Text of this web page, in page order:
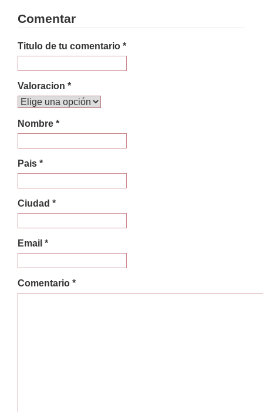
Comentar
Titulo de tu comentario *
Valoracion *
Nombre *
Pais *
Ciudad *
Email *
Comentario *